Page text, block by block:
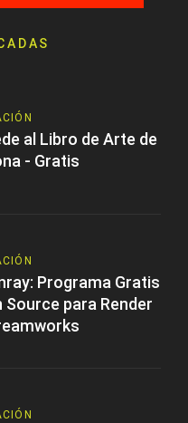
al Libro de Arte de
- Gratis
Programa Gratis
Source para Render